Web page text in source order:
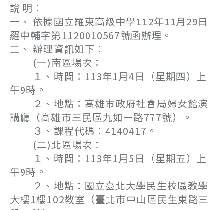
說 明：
一、 依據國立羅東高級中學112年11月29日
羅中輔字第1120010567號函辦理。
二、 辦理資訊如下：
(一)南區場次：
１、時間：113年1月4日（星期四）上
午9時。
２、地點：高雄市政府社會局婦女館演
講廳（高雄市三民區九如一路777號）。
３、課程代碼：4140417。
(二)北區場次：
１、時間：113年1月5日（星期五）上
午9時。
２、地點：國立臺北大學民生校區教學
大樓1樓102教室（臺北市中山區民生東路三